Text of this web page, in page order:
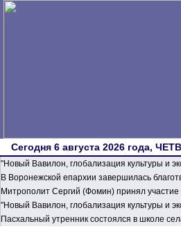
Сегодня 6 августа 2026 года,
"Новый Вавилон, глобализация культуры и
В Воронежской епархии завершилась
Митрополит Сергий (Фомин) принял
"Новый Вавилон, глобализация культуры и
Пасхальный утренник состоялся в школе